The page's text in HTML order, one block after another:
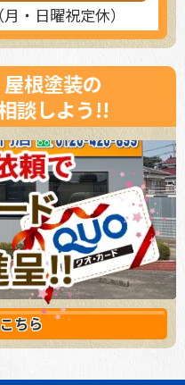
・日曜祝定休）
根塗装の
談しよう!!
こちら